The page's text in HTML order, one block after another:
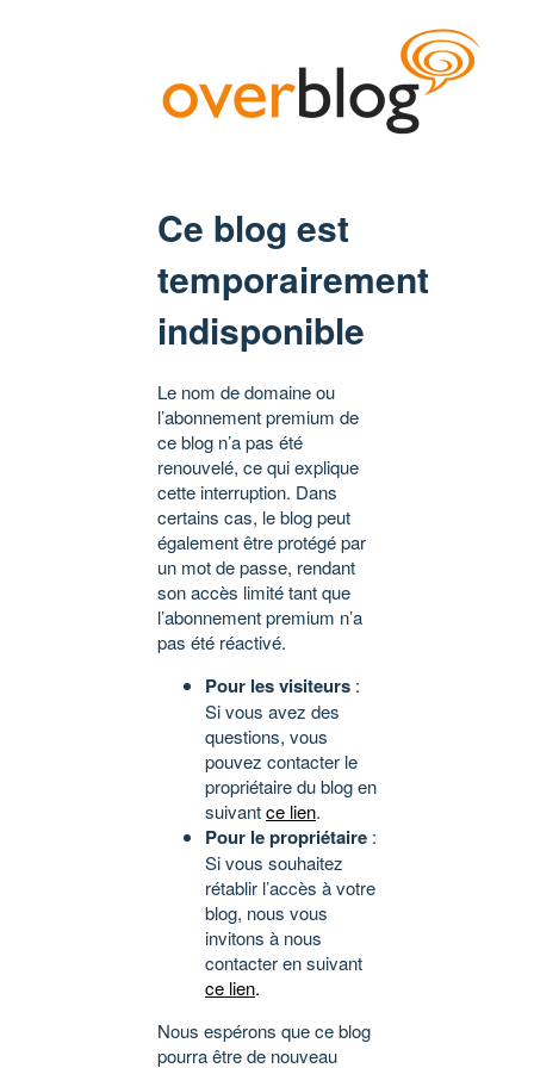
Ce blog est
temporairement
indisponible
Le nom de domaine ou
l’abonnement premium de
ce blog n’a pas été
renouvelé, ce qui explique
cette interruption. Dans
certains cas, le blog peut
également être protégé par
un mot de passe, rendant
son accès limité tant que
l’abonnement premium n’a
pas été réactivé.
Pour les visiteurs :
Si vous avez des
questions, vous
pouvez contacter le
propriétaire du blog en
suivantce lien.
Pour le propriétaire :
Si vous souhaitez
rétablir l’accès à votre
blog, nous vous
invitons à nous
contacter en suivant
ce lien.
Nous espérons que ce blog
pourra être de nouveau